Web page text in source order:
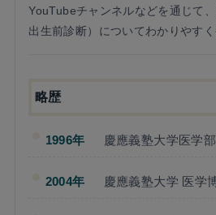
YouTubeチャンネルなどを通じて
出生前診断）についてわかりやすく
略歴
1996年 慶應義塾大学医学
2004年 慶應義塾大学 医学